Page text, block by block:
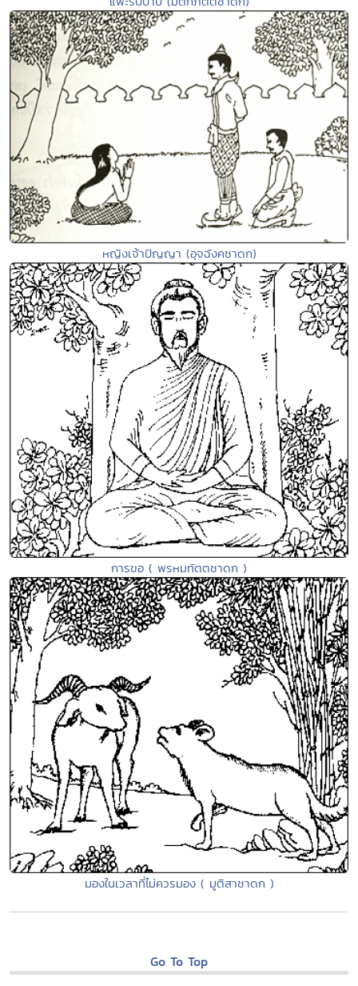
หญิงเจ้าปัญญา (อุจฉังคชาดก)
การขอ ( พรหมทัตตชาดก )
มองในเวลาที่ไม่ควรมอง ( มูติสาชาดก )
Go To Top